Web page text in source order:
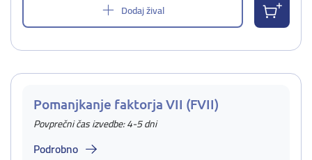
Dodaj žival
Pomanjkanje faktorja VII (FVII)
Povprečni čas izvedbe: 4-5 dni
Podrobno